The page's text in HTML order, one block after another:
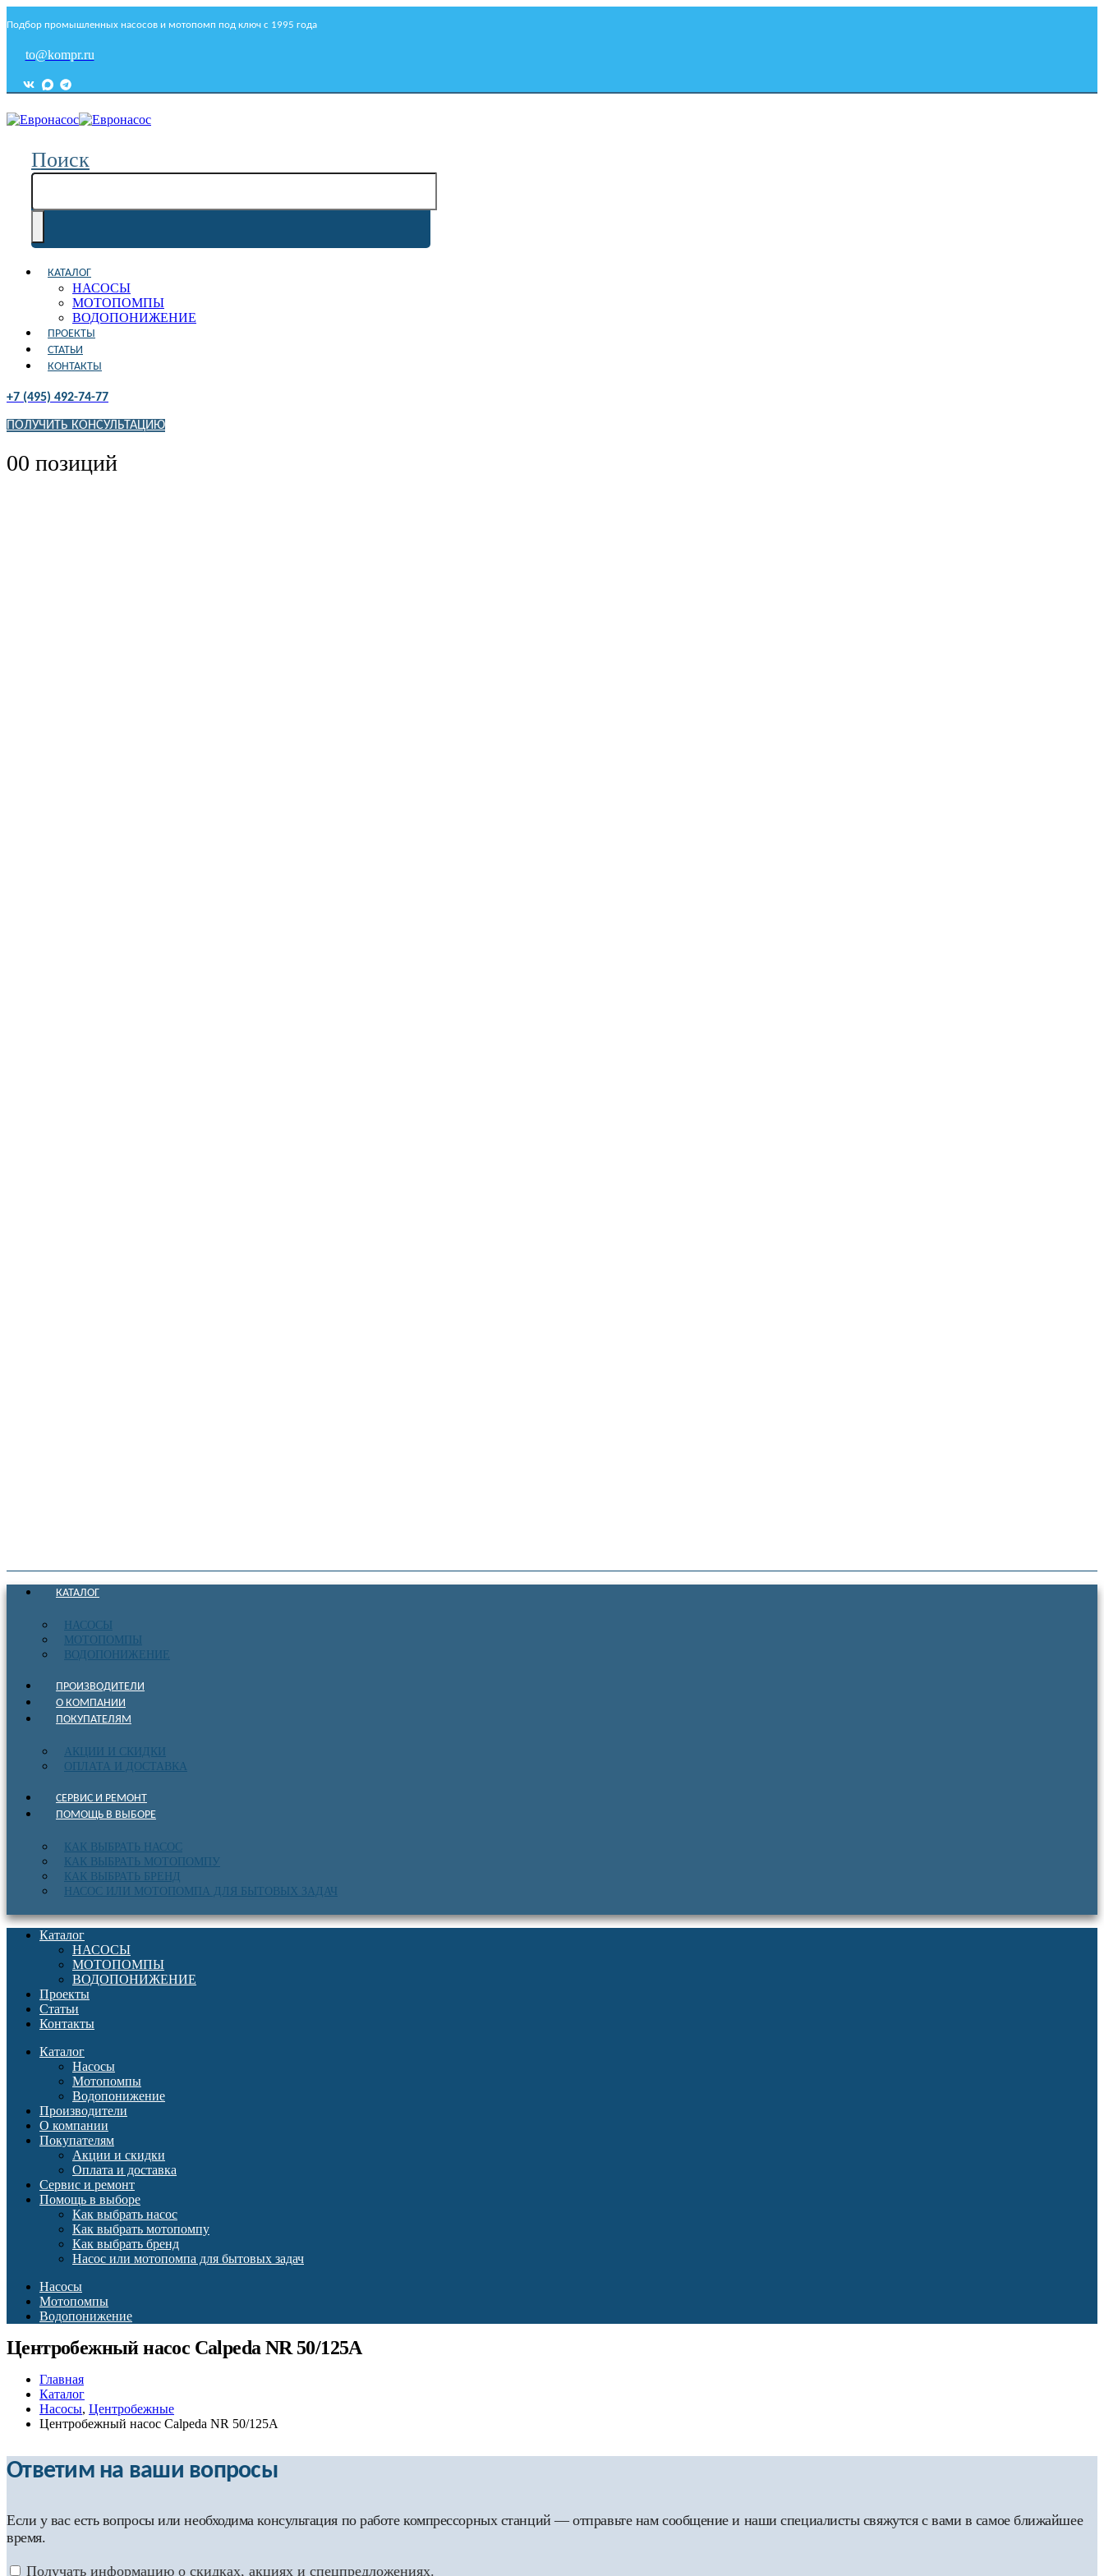
Подбор промышленных насосов и мотопомп под ключ с 1995 года
to@kompr.ru
Поиск
КАТАЛОГ
НАСОСЫ
МОТОПОМПЫ
ВОДОПОНИЖЕНИЕ
ПРОЕКТЫ
СТАТЬИ
КОНТАКТЫ
+7 (495) 492-74-77
ПОЛУЧИТЬ КОНСУЛЬТАЦИЮ
00 позиций
КАТАЛОГ
НАСОСЫ
МОТОПОМПЫ
ВОДОПОНИЖЕНИЕ
ПРОИЗВОДИТЕЛИ
О КОМПАНИИ
ПОКУПАТЕЛЯМ
АКЦИИ И СКИДКИ
ОПЛАТА И ДОСТАВКА
СЕРВИС И РЕМОНТ
ПОМОЩЬ В ВЫБОРЕ
КАК ВЫБРАТЬ НАСОС
КАК ВЫБРАТЬ МОТОПОМПУ
КАК ВЫБРАТЬ БРЕНД
НАСОС ИЛИ МОТОПОМПА ДЛЯ БЫТОВЫХ ЗАДАЧ
Каталог
НАСОСЫ
МОТОПОМПЫ
ВОДОПОНИЖЕНИЕ
Проекты
Статьи
Контакты
Каталог
Насосы
Мотопомпы
Водопонижение
Производители
О компании
Покупателям
Акции и скидки
Оплата и доставка
Сервис и ремонт
Помощь в выборе
Как выбрать насос
Как выбрать мотопомпу
Как выбрать бренд
Насос или мотопомпа для бытовых задач
Насосы
Мотопомпы
Водопонижение
Центробежный насос Calpeda NR 50/125A
Главная
Каталог
Насосы, Центробежные
Центробежный насос Calpeda NR 50/125A
Ответим на ваши вопросы
Если у вас есть вопросы или необходима консультация по работе компрессорных станций — отправьте нам сообщение и наши специалисты свяжутся с вами в самое ближайшее
время.
Получать информацию о скидках, акциях и спецпредложениях.